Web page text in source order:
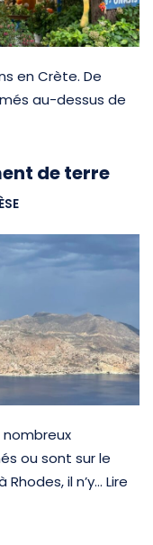
en Crète. De
au-dessus de
de terre
nombreux
ou sont sur le
il n’y… Lire